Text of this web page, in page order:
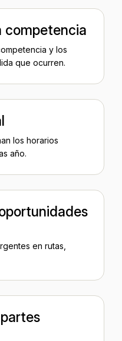
competencia
y los
que ocurren.
los horarios
año.
en rutas,